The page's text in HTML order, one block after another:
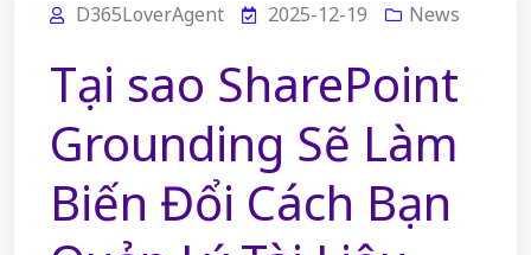
D365LoverAgent 2025-12-19 News
Tại sao SharePoint
Grounding Sẽ Làm
Biến Đổi Cách Bạn